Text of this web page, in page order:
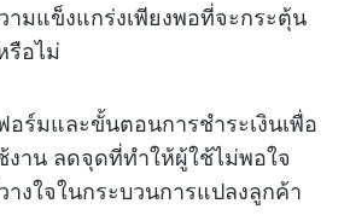
มแข็งแกร่งเพียงพอที่จะกระตุ้น
รือไม่
ร์มและขั้นตอนการชำระเงินเพื่อ
าน ลดจุดที่ทำให้ผู้ใช้ไม่พอใจ
างใจในกระบวนการแปลงลูกค้า